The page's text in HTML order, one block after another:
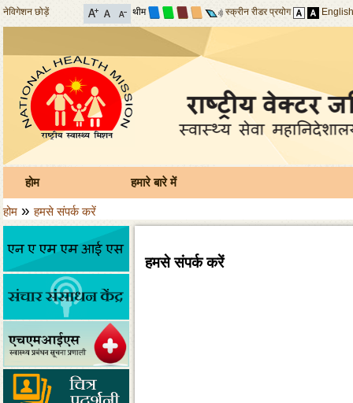
नेविगेशन छोड़ें थीम स्क्रीन रीडर प्रयोग English
होम हमारे बारे में
होम »हमसे संपर्क करें
हमसे संपर्क करें